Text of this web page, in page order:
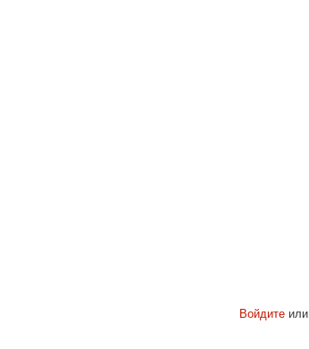
Войдитеили